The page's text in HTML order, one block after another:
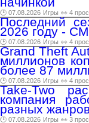
🕑 07.08.2026 Игры 👀 4
Последний
2026 году -
🕑 07.08.2026 Игры 👀 4
Grand Theft
миллионов
более 87
🕑 07.08.2026 Игры 👀 4
Take-Two
компания
разных
🕑 07.08.2026 Игры 👀 3